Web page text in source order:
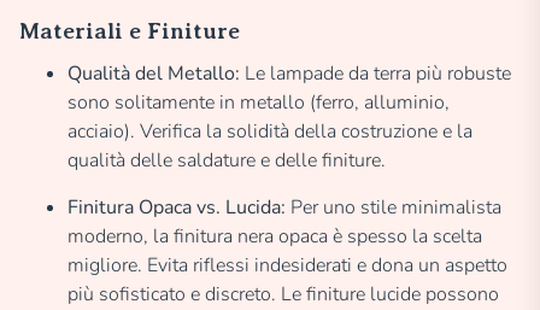
Materiali e Finiture
Qualità del Metallo: Le lampade da terra più robuste
sono solitamente in metallo (ferro, alluminio,
acciaio). Verifica la solidità della costruzione e la
qualità delle saldature e delle finiture.
Finitura Opaca vs. Lucida: Per uno stile minimalista
moderno, la finitura nera opaca è spesso la scelta
migliore. Evita riflessi indesiderati e dona un aspetto
più sofisticato e discreto. Le finiture lucide possono